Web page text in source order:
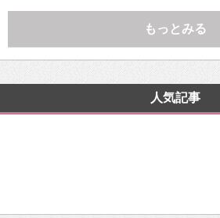
もっとみる
人気記事